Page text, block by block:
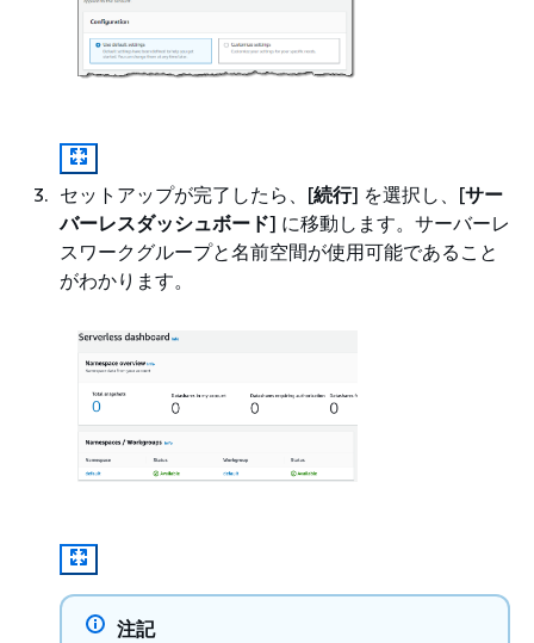
セットアップが完了したら、[続行] を選択し、[サー
バーレスダッシュボード] に移動します。サーバーレ
スワークグループと名前空間が使用可能であること
がわかります。
注記